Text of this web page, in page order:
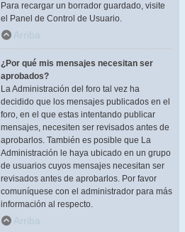
Para recargar un borrador guardado, visite
el Panel de Control de Usuario.
Arriba
¿Por qué mis mensajes necesitan ser
aprobados?
La Administración del foro tal vez ha
decidido que los mensajes publicados en el
foro, en el que estas intentando publicar
mensajes, necesiten ser revisados antes de
aprobarlos. También es posible que La
Administración le haya ubicado en un grupo
de usuarios cuyos mensajes necesitan ser
revisados antes de aprobarlos. Por favor
comuníquese con el administrador para más
información al respecto.
Arriba